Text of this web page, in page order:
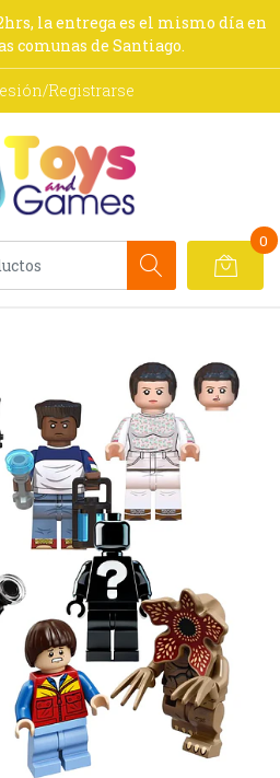
la entrega es el mismo día en
comunas de Santiago.
Registrarse
0